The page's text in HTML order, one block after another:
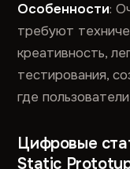
Особенности:
требуют
креативность,
тестирования,
где
Цифровые
Static